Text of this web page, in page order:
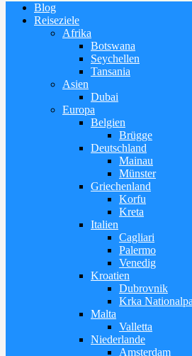
Blog
Reiseziele
Afrika
Botswana
Seychellen
Tansania
Asien
Dubai
Europa
Belgien
Brügge
Deutschland
Mainau
Münster
Griechenland
Korfu
Kreta
Italien
Cagliari
Palermo
Venedig
Kroatien
Dubrovnik
Krka
Malta
Valletta
Niederlande
Amsterdam